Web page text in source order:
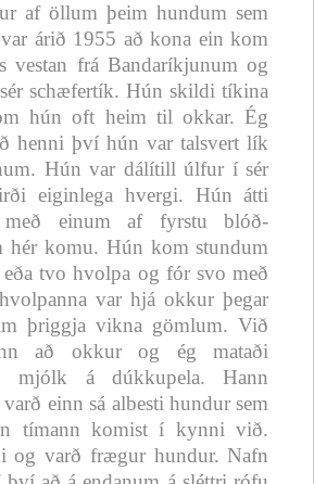
af öllum þeim hundum sem
árið 1955 að kona ein kom
vestan frá Bandaríkjunum og
schæfertík. Hún skildi tíkina
hún oft heim til okkar. Ég
henni því hún var talsvert lík
Hún var dálítill úlfur í sér
eiginlega hvergi. Hún átti
með einum af fyrstu blóð-
hér komu. Hún kom stundum
tvo hvolpa og fór svo með
var hjá okkur þegar
þriggja vikna gömlum. Við
að okkur og ég mataði
mjólk á dúkkupela. Hann
einn sá albesti hundur sem
tímann komist í kynni við.
og varð frægur hundur. Nafn